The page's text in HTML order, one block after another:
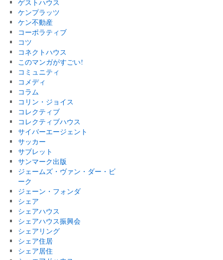
ゲストハウス
ケンプラッツ
ケン不動産
コーポラティブ
コツ
コネクトハウス
このマンガがすごい!
コミュニティ
コメディ
コラム
コリン・ジョイス
コレクティブ
コレクティブハウス
サイバーエージェント
サッカー
サブレット
サンマーク出版
ジェームズ・ヴァン・ダー・ビ
ーク
ジェーン・フォンダ
シェア
シェアハウス
シェアハウス振興会
シェアリング
シェア住居
シェア居住